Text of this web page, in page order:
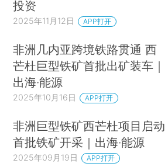
投资
2025年11月12日 APP打开
非洲几内亚跨境铁路贯通 西
芒杜巨型铁矿首批出矿装车｜
出海·能源
2025年10月16日 APP打开
非洲巨型铁矿西芒杜项目启动
首批铁矿开采｜出海·能源
2025年09月19日 APP打开